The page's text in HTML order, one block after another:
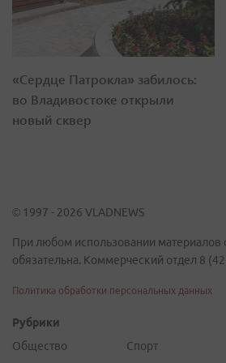
«Сердце Патрокла» забилось:
во Владивостоке открыли
новый сквер
© 1997 - 2026 VLADNEWS
При любом использовании материалов
обязательна. Коммерческий отдел 8
Политика обработки персональных данных
Рубрики
Общество
Спорт